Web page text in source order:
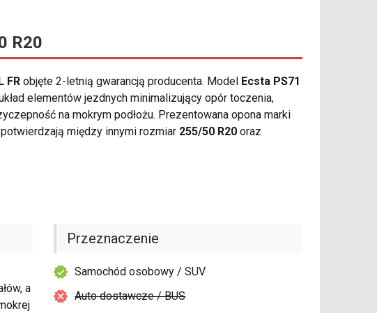
R20
FR objęte 2-letnią gwarancją producenta. Model Ecsta PS71
elementów jezdnych minimalizujący opór toczenia,
na mokrym podłożu. Prezentowana opona marki
między innymi rozmiar 255/50 R20 oraz
a
Przeznaczenie
Samochód osobowy / SUV
Auto dostawcze / BUS